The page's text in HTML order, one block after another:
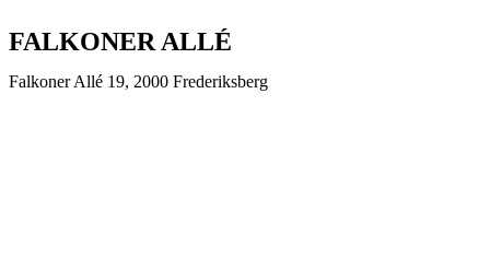
FALKONER ALLÉ
Falkoner Allé 19, 2000 Frederiksberg